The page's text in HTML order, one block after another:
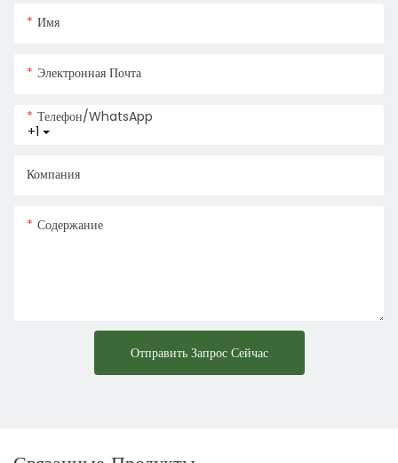
Имя
Электронная Почта
+1
Телефон/WhatsApp
Компания
Содержание
Отправить Запрос Сейчас